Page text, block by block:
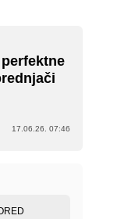
17.06.26. 07:46